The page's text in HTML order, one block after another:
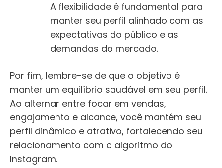
A flexibilidade é fundamental para
manter seu perfil alinhado com as
expectativas do público e as
demandas do mercado.
Por fim, lembre-se de que o objetivo é
manter um equilíbrio saudável em seu perfil.
Ao alternar entre focar em vendas,
engajamento e alcance, você mantém seu
perfil dinâmico e atrativo, fortalecendo seu
relacionamento com o algoritmo do
Instagram.